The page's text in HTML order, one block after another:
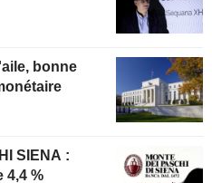
bonne
SIENA :
4,4 %